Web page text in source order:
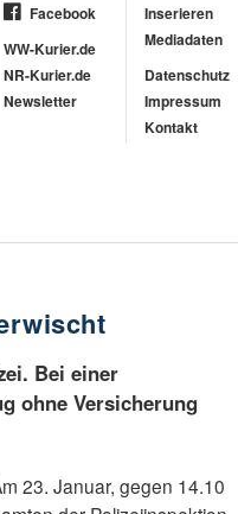
Facebook
WW-Kurier.de
NR-Kurier.de
Newsletter
Inserieren
Mediadaten
Datenschutz
Impressum
Kontakt
Bei einer
ohne Versicherung
23. Januar, gegen 14.10